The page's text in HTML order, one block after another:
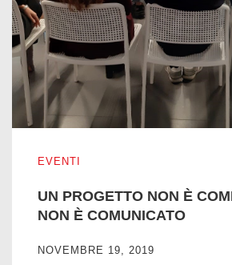
EVENTI
UN PROGETTO NON È
NON È COMUNICATO
NOVEMBRE 19, 2019